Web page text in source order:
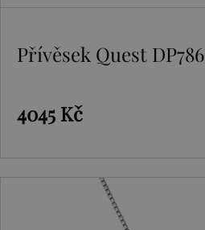
Přívěsek Quest DP786
4045 Kč